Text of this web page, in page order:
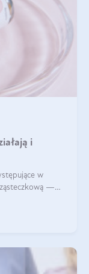
i
w
—